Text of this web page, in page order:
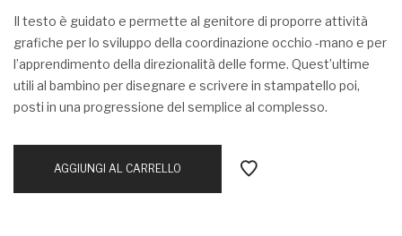
Il testo è guidato e permette al genitore di proporre attività
grafiche per lo sviluppo della coordinazione occhio -mano e per
l’apprendimento della direzionalità delle forme. Quest’ultime
utili al bambino per disegnare e scrivere in stampatello poi,
posti in una progressione del semplice al complesso.
AGGIUNGI AL CARRELLO